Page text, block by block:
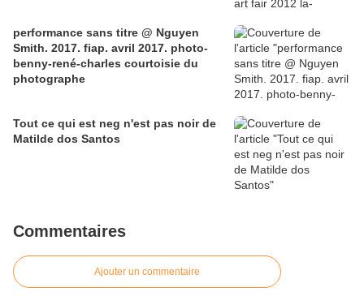
performance sans titre @ Nguyen
Smith. 2017. fiap. avril 2017. photo-
benny-rené-charles courtoisie du
photographe
Tout ce qui est neg n'est pas noir de
Matilde dos Santos
Commentaires
Ajouter un commentaire